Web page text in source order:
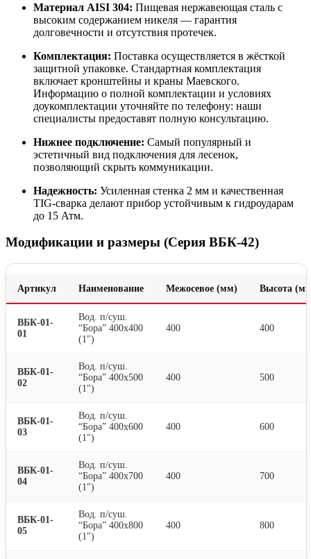
Материал AISI 304: Пищевая нержавеющая сталь с
высоким содержанием никеля — гарантия
долговечности и отсутствия протечек.
Комплектация: Поставка осуществляется в жёсткой
защитной упаковке. Стандартная комплектация
включает кронштейны и краны Маевского.
Информацию о полной комплектации и условиях
доукомплектации уточняйте по телефону: наши
специалисты предоставят полную консультацию.
Нижнее подключение: Самый популярный и
эстетичный вид подключения для лесенок,
позволяющий скрыть коммуникации.
Надежность: Усиленная стенка 2 мм и качественная
TIG-сварка делают прибор устойчивым к гидроударам
до 15 Атм.
Модификации и размеры (Серия ВБК-42)
Артикул Наименование Межосевое (мм) Высота
ВБК-01-
01
Вод. п/суш.
“Бора” 400х400
(1″)
400 400
ВБК-01-
02
Вод. п/суш.
“Бора” 400х500
(1″)
400 500
ВБК-01-
03
Вод. п/суш.
“Бора” 400х600
(1″)
400 600
ВБК-01-
04
Вод. п/суш.
“Бора” 400х700
(1″)
400 700
ВБК-01-
05
Вод. п/суш.
“Бора” 400х800
(1″)
400 800